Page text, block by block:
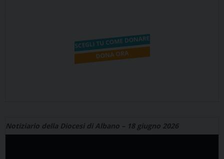
Notiziario della Diocesi di Albano – 18 giugno 2026